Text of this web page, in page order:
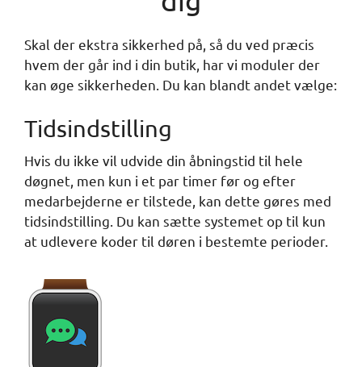
Skal der ekstra sikkerhed på, så du ved præcis
hvem der går ind i din butik, har vi moduler der
kan øge sikkerheden. Du kan blandt andet vælge:
Tidsindstilling
Hvis du ikke vil udvide din åbningstid til hele
døgnet, men kun i et par timer før og efter
medarbejderne er tilstede, kan dette gøres med
tidsindstilling. Du kan sætte systemet op til kun
at udlevere koder til døren i bestemte perioder.